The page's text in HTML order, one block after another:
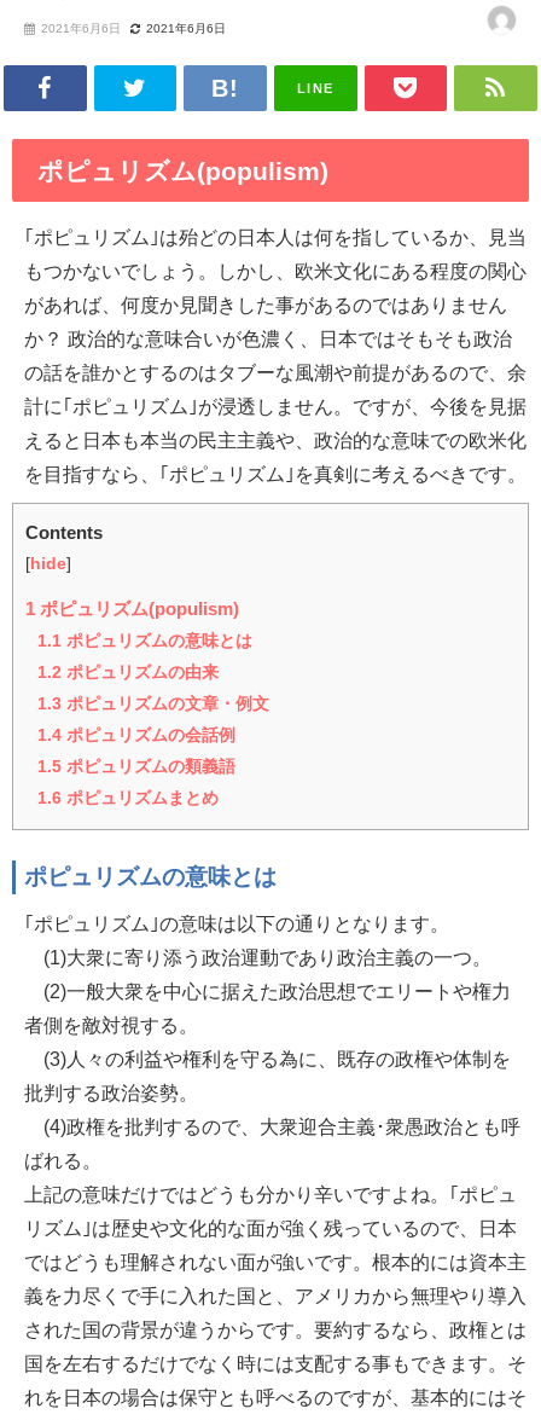
2021年6月6日 2021年6月6日
LINE
ポピュリズム(populism)
｢ポピュリズム｣は殆どの日本人は何を指しているか、見当
もつかないでしょう。しかし、欧米文化にある程度の関心
があれば、何度か見聞きした事があるのではありません
か？ 政治的な意味合いが色濃く、日本ではそもそも政治
の話を誰かとするのはタブーな風潮や前提があるので、余
計に｢ポピュリズム｣が浸透しません。ですが、今後を見据
えると日本も本当の民主主義や、政治的な意味での欧米化
を目指すなら、｢ポピュリズム｣を真剣に考えるべきです。
Contents
[ hide]
1 ポピュリズム(populism)
1.1 ポピュリズムの意味とは
1.2 ポピュリズムの由来
1.3 ポピュリズムの文章・例文
1.4 ポピュリズムの会話例
1.5 ポピュリズムの類義語
1.6 ポピュリズムまとめ
ポピュリズムの意味とは
｢ポピュリズム｣の意味は以下の通りとなります。
(1)大衆に寄り添う政治運動であり政治主義の一つ。
(2)一般大衆を中心に据えた政治思想でエリートや権力
者側を敵対視する。
(3)人々の利益や権利を守る為に、既存の政権や体制を
批判する政治姿勢。
(4)政権を批判するので、大衆迎合主義･衆愚政治とも呼
ばれる。
上記の意味だけではどうも分かり辛いですよね。｢ポピュ
リズム｣は歴史や文化的な面が強く残っているので、日本
ではどうも理解されない面が強いです。根本的には資本主
義を力尽くで手に入れた国と、アメリカから無理やり導入
された国の背景が違うからです。要約するなら、政権とは
国を左右するだけでなく時には支配する事もできます。そ
れを日本の場合は保守とも呼べるのですが、基本的にはそ